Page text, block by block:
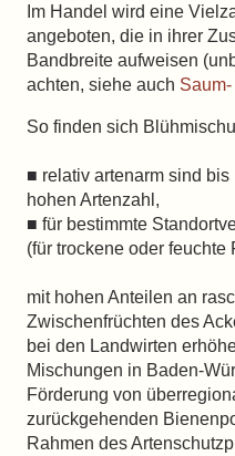
Im Handel wird eine
angeboten, die in ihrer
Bandbreite aufweisen
achten, siehe auch
So finden sich
■ relativ artenarm sind
hohen Artenzahl,
■ für bestimmte
(für trockene oder feuchte
mit hohen Anteilen an
Zwischenfrüchten des
bei den Landwirten
Mischungen in Baden-
Förderung von
zurückgehenden
Rahmen des